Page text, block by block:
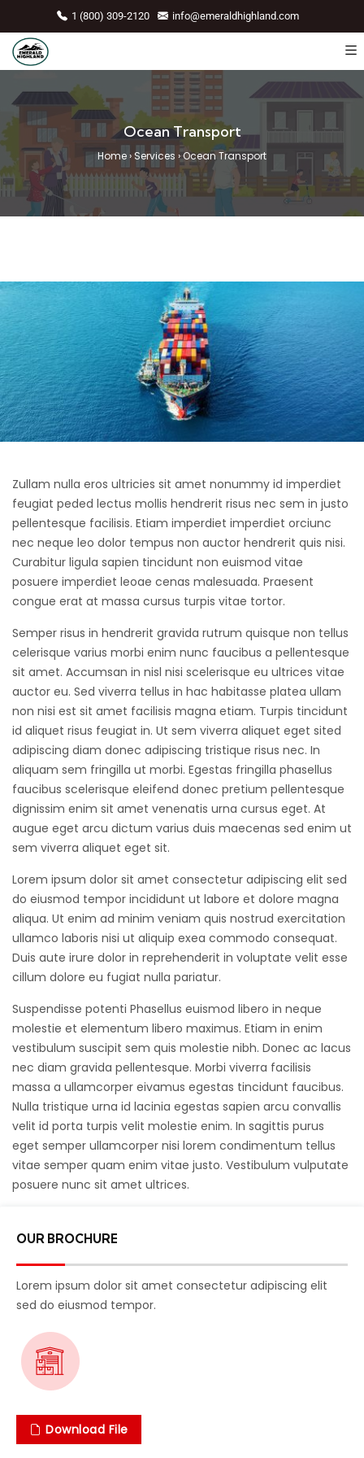
1 (800) 309-2120 info@emeraldhighland.com
Ocean Transport
Home›Services ›Ocean Transport
Zullam nulla eros ultricies sit amet nonummy id imperdiet
feugiat peded lectus mollis hendrerit risus nec sem in justo
pellentesque facilisis. Etiam imperdiet imperdiet orciunc
nec neque leo dolor tempus non auctor hendrerit quis nisi.
Curabitur ligula sapien tincidunt non euismod vitae
posuere imperdiet leoae cenas malesuada. Praesent
congue erat at massa cursus turpis vitae tortor.
Semper risus in hendrerit gravida rutrum quisque non tellus
celerisque varius morbi enim nunc faucibus a pellentesque
sit amet. Accumsan in nisl nisi scelerisque eu ultrices vitae
auctor eu. Sed viverra tellus in hac habitasse platea ullam
non nisi est sit amet facilisis magna etiam. Turpis tincidunt
id aliquet risus feugiat in. Ut sem viverra aliquet eget sited
adipiscing diam donec adipiscing tristique risus nec. In
aliquam sem fringilla ut morbi. Egestas fringilla phasellus
faucibus scelerisque eleifend donec pretium pellentesque
dignissim enim sit amet venenatis urna cursus eget. At
augue eget arcu dictum varius duis maecenas sed enim ut
sem viverra aliquet eget sit.
Lorem ipsum dolor sit amet consectetur adipiscing elit sed
do eiusmod tempor incididunt ut labore et dolore magna
aliqua. Ut enim ad minim veniam quis nostrud exercitation
ullamco laboris nisi ut aliquip exea commodo consequat.
Duis aute irure dolor in reprehenderit in voluptate velit esse
cillum dolore eu fugiat nulla pariatur.
Suspendisse potenti Phasellus euismod libero in neque
molestie et elementum libero maximus. Etiam in enim
vestibulum suscipit sem quis molestie nibh. Donec ac lacus
nec diam gravida pellentesque. Morbi viverra facilisis
massa a ullamcorper eivamus egestas tincidunt faucibus.
Nulla tristique urna id lacinia egestas sapien arcu convallis
velit id porta turpis velit molestie enim. In sagittis purus
eget semper ullamcorper nisi lorem condimentum tellus
vitae semper quam enim vitae justo. Vestibulum vulputate
posuere nunc sit amet ultrices.
OUR BROCHURE
Lorem ipsum dolor sit amet consectetur adipiscing elit
sed do eiusmod tempor.
Download File